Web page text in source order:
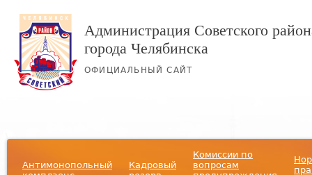
Администрация Советского
города Челябинска
ОФИЦИАЛЬНЫЙ САЙТ
Антимонопольный
Кадровый
Комиссии по
вопросам